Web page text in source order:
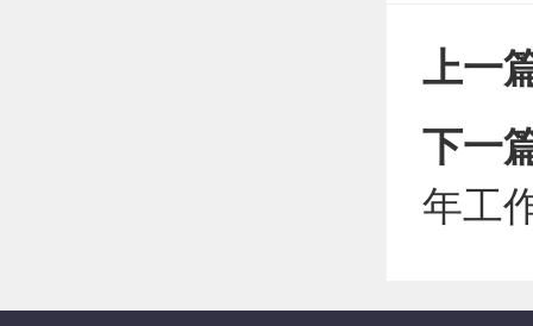
上一
下一
年工